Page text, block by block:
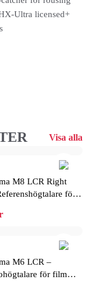
Ultra licensed+
Visa alla
M8 LCR Right
för
M6 LCR –
för film